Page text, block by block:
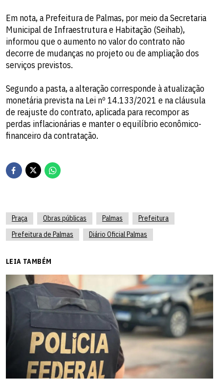
Em nota, a Prefeitura de Palmas, por meio da Secretaria
Municipal de Infraestrutura e Habitação (Seihab),
informou que o aumento no valor do contrato não
decorre de mudanças no projeto ou de ampliação dos
serviços previstos.
Segundo a pasta, a alteração corresponde à atualização
monetária prevista na Lei nº 14.133/2021 e na cláusula
de reajuste do contrato, aplicada para recompor as
perdas inflacionárias e manter o equilíbrio econômico-
financeiro da contratação.
Praça Obras públicas Palmas
Prefeitura
Prefeitura de Palmas
Diário Oficial Palmas
LEIA TAMBÉM